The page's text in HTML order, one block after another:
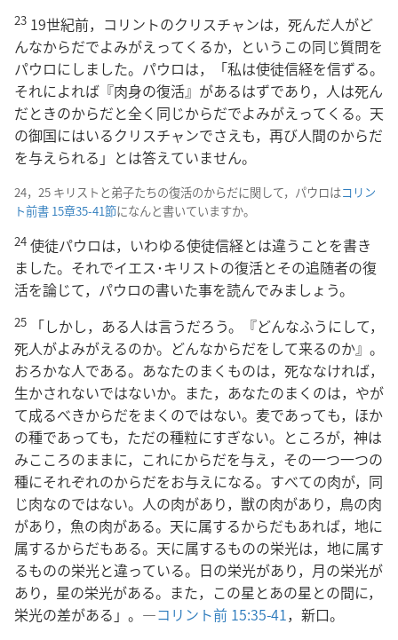
23 19世紀前，コリントのクリスチャンは，死んだ人がど
んなからだでよみがえってくるか，というこの同じ質問を
パウロにしました。パウロは，「私は使徒信経を信ずる。
それによれば『肉身の復活』があるはずであり，人は死ん
だときのからだと全く同じからだでよみがえってくる。天
の御国にはいるクリスチャンでさえも，再び人間のからだ
を与えられる」とは答えていません。
24，25 キリストと弟子たちの復活のからだに関して，パウロはコリン
ト前書 15章35-41節になんと書いていますか。
24 使徒パウロは，いわゆる使徒信経とは違うことを書き
ました。それでイエス･キリストの復活とその追随者の復
活を論じて，パウロの書いた事を読んでみましょう。
25
「しかし，ある人は言うだろう。『どんなふうにして，
死人がよみがえるのか。どんなからだをして来るのか』。
おろかな人である。あなたのまくものは，死ななければ，
生かされないではないか。また，あなたのまくのは，やが
て成るべきからだをまくのではない。麦であっても，ほか
の種であっても，ただの種粒にすぎない。ところが，神は
みこころのままに，これにからだを与え，その一つ一つの
種にそれぞれのからだをお与えになる。すべての肉が，同
じ肉なのではない。人の肉があり，獣の肉があり，鳥の肉
があり，魚の肉がある。天に属するからだもあれば，地に
属するからだもある。天に属するものの栄光は，地に属す
るものの栄光と違っている。日の栄光があり，月の栄光が
あり，星の栄光がある。また，この星とあの星との間に，
栄光の差がある」。―コリント前 15:35-41，新口。